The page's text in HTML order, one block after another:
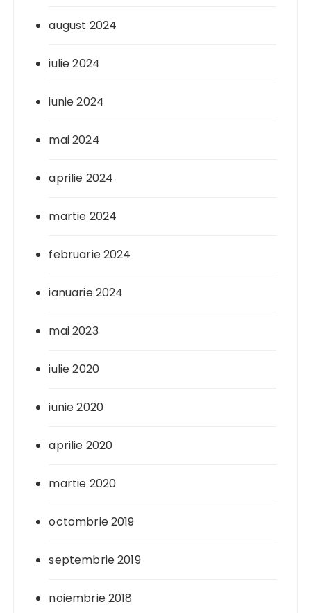
august 2024
iulie 2024
iunie 2024
mai 2024
aprilie 2024
martie 2024
februarie 2024
ianuarie 2024
mai 2023
iulie 2020
iunie 2020
aprilie 2020
martie 2020
octombrie 2019
septembrie 2019
noiembrie 2018